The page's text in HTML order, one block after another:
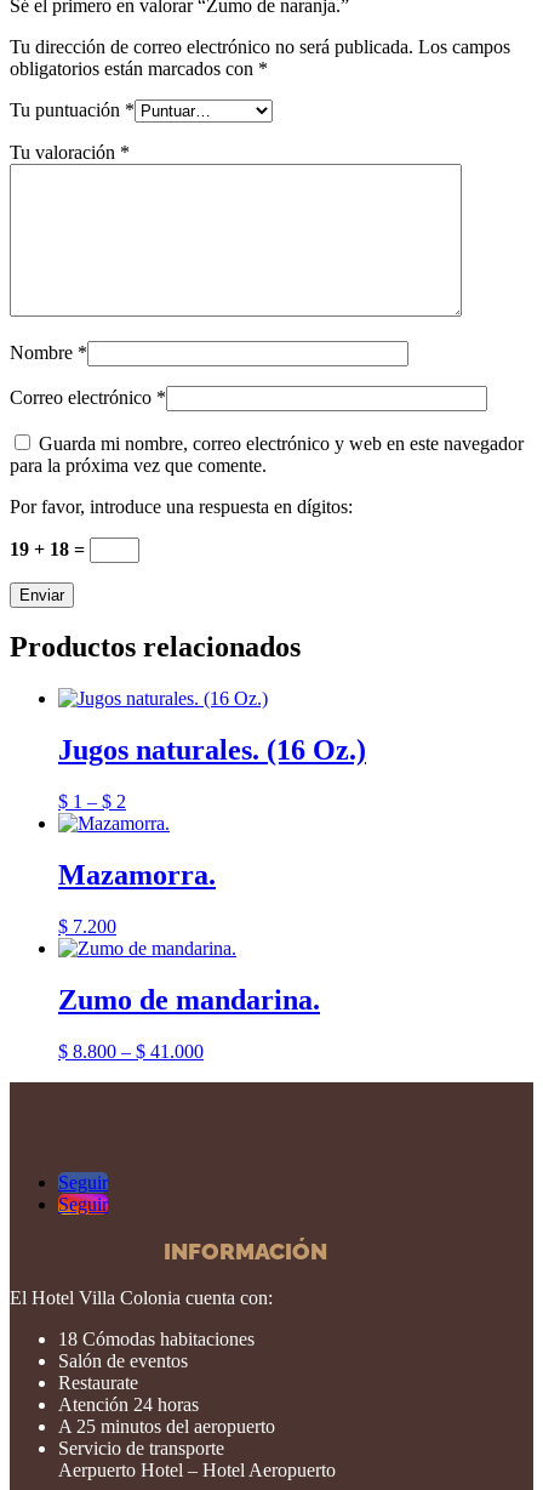
Sé el primero en valorar “Zumo de naranja.”
Tu dirección de correo electrónico no será publicada. Los campos
obligatorios están marcados con *
Tu puntuación *
Tu valoración *
Nombre *
Correo electrónico *
Guarda mi nombre, correo electrónico y web en este navegador
para la próxima vez que comente.
Por favor, introduce una respuesta en dígitos:
19 + 18 =
Productos relacionados
Jugos naturales. (16 Oz.)
$ 1 – $ 2
Mazamorra.
$ 7.200
Zumo de mandarina.
$ 8.800 – $ 41.000
Seguir
Seguir
INFORMACIÓN
El Hotel Villa Colonia cuenta con:
18 Cómodas habitaciones
Salón de eventos
Restaurate
Atención 24 horas
A 25 minutos del aeropuerto
Servicio de transporte
Aerpuerto Hotel – Hotel Aeropuerto